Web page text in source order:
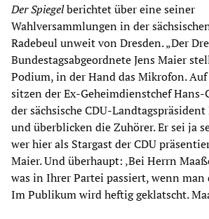
Der Spiegelberichtet über eine seiner
Wahlversammlungen in der
Radebeul unweit von Dresden. „Der
Bundestagsabgeordnete Jens Maier
Podium, in der Hand das Mikrofon.
sitzen der Ex-Geheimdienstchef Hans-
der sächsische CDU-
und überblicken die Zuhörer. Er sei ja
wer hier als Stargast der CDU
Maier. Und überhaupt: ‚Bei Herrn
was in Ihrer Partei passiert, wenn man
Im Publikum wird heftig geklatscht.